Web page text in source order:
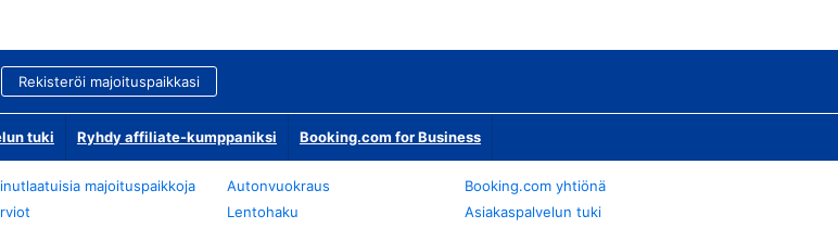
Rekisteröi majoituspaikkasi
tuki Ryhdy affiliate-kumppaniksi Booking.com for Business
majoituspaikkoja
Autonvuokraus
Lentohaku
Booking.com yhtiönä
Asiakaspalvelun tuki